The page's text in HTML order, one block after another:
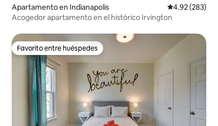
Apartamento en Indianapolis Calificación
4.92 (283)
Acogedor apartamento en el histórico Irvington
Favorito entre huéspedes
Favorito entre huéspedes